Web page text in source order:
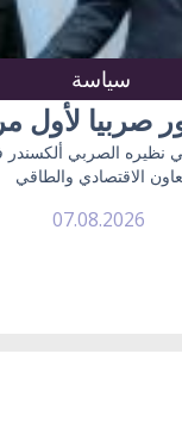
سياسة
صربيا لأول
نظيره الصربي
الاقتصادي والطاقي
07.08.2026